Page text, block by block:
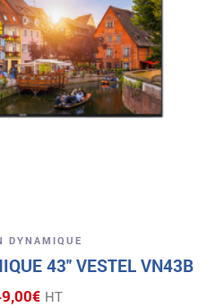
DYNAMIQUE
43″ VESTEL VN43B
€ HT